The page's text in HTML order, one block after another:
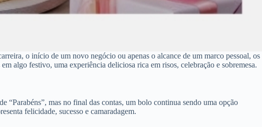
o início de um novo negócio ou apenas o alcance de um marco pessoal, os
algo festivo, uma experiência deliciosa rica em risos, celebração e sobremesa.
“Parabéns”, mas no final das contas, um bolo continua sendo uma opção
felicidade, sucesso e camaradagem.